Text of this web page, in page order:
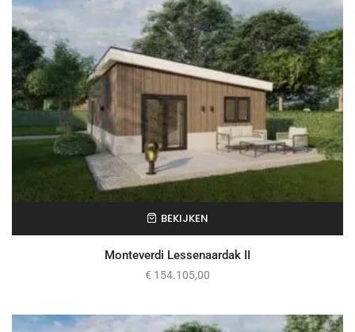
BEKIJKEN
Monteverdi Lessenaardak II
€ 154.105,00